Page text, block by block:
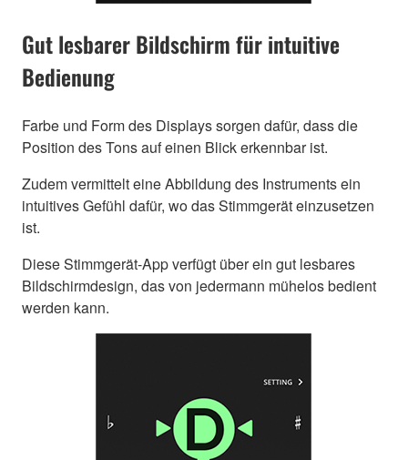
Gut lesbarer Bildschirm für intuitive
Bedienung
Farbe und Form des Displays sorgen dafür, dass die
Position des Tons auf einen Blick erkennbar ist.
Zudem vermittelt eine Abbildung des Instruments ein
intuitives Gefühl dafür, wo das Stimmgerät einzusetzen
ist.
Diese Stimmgerät-App verfügt über ein gut lesbares
Bildschirmdesign, das von jedermann mühelos bedient
werden kann.